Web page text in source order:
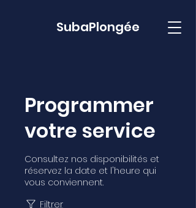
SubaPlongée
Programmer
votre service
Consultez nos disponibilités et
réservez la date et l'heure qui
vous conviennent.
Filtrer